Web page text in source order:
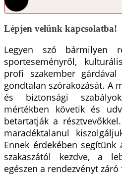
Lépjen velünk kapcsolatba!
Legyen szó bármilyen
sporteseményről,
profi szakember
gondtalan szórakozását. A
és biztonsági
mértékben követik és
betartatják a
maradéktalanul
Ennek érdekében segítünk
szakaszától kezdve, a
egészen a rendezvényt